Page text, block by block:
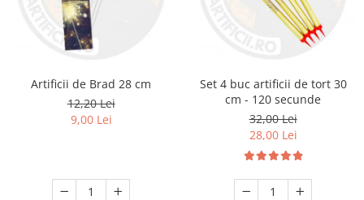
Artificii de Brad 28 cm
12,20 Lei
9,00 Lei
Set 4 buc artificii de tort 30
cm - 120 secunde
32,00 Lei
28,00 Lei